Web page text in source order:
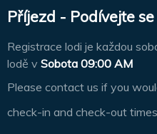
Příjezd - Podívejte se
Registrace lodi je každou
lodě v Sobota 09:00 AM
Please contact us if you
check-in and check-out